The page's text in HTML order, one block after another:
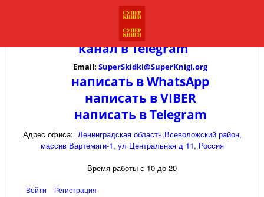
канал вTelegram
Email: SuperSkidki@SuperKnigi.org
написать в WhatsApp
написать в VIBER
написать в Telegram
Адрес офиса: Ленинградская область,Всеволожский район,
массив Вартемяги-1, ул Центральная д 11, Россия
Время работы с 10 до 20
Войти
Регистрация